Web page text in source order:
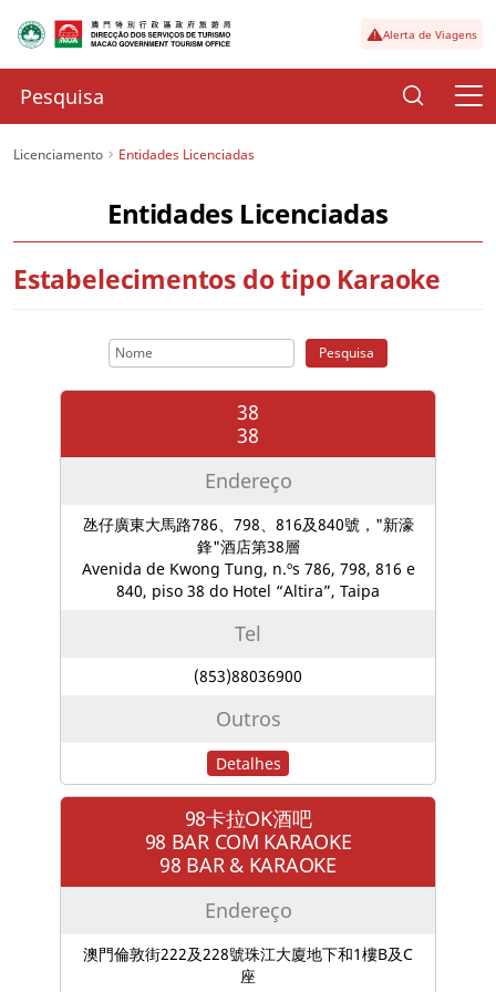
Alerta de Viagens
Licenciamento Entidades Licenciadas
Entidades Licenciadas
Estabelecimentos do tipo Karaoke
Pesquisa
38
38
Endereço
氹仔廣東大馬路786、798、816及840號，"新濠
鋒"酒店第38層
Avenida de Kwong Tung, n.ºs 786, 798, 816 e
840, piso 38 do Hotel “Altira”, Taipa
Tel
(853)88036900
Outros
Detalhes
98卡拉OK酒吧
98 BAR COM KARAOKE
98 BAR & KARAOKE
Endereço
澳門倫敦街222及228號珠江大廈地下和1樓B及C
座